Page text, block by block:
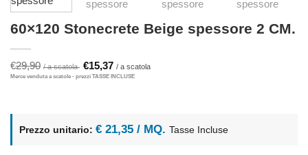
60×120 Stonecrete Beige spessore 2 CM.
€29,90
Il
prezzo
€15,37
Il
Prezzo unitario: € 21,35 / MQ. Tasse Incluse